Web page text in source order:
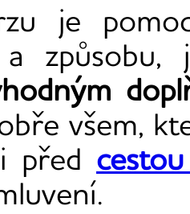
je
a
všem,
před